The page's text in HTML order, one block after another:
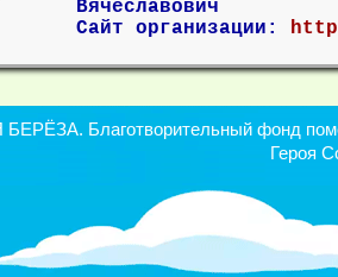
Вячеславович
Сайт организации:
Благотворительный фонд
Героя